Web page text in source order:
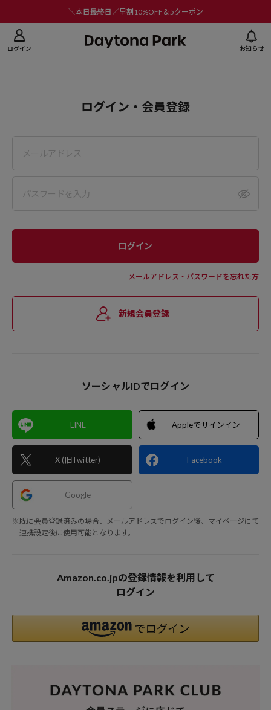
＼本日最終日／早割10%OFF＆5クーポン
ログイン お知らせ
ログイン・会員登録
メールアドレス・パスワードを忘れた方
新規会員登録
ソーシャルIDでログイン
LINE
X (旧Twitter)
Appleでサインイン
Facebook
Google
※既に会員登録済みの場合、メールアドレスでログイン後、マイページにて
連携設定後に使用可能となります。
Amazon.co.jpの登録情報を利用して
ログイン